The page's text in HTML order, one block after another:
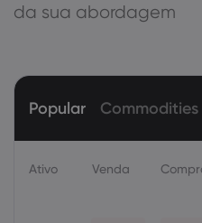
da sua abordagem
Popular Commodities
Ativo Venda